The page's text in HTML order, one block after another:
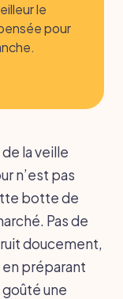
le
pour
la veille
n’est pas
botte de
Pas de
doucement,
préparant
goûté une